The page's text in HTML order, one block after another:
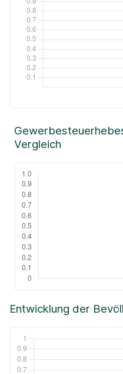
Entwicklung der
Vergleich